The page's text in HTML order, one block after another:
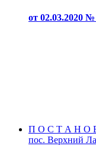
от 02.03.2020 №
П О С Т А Н О В
пос. Верхний